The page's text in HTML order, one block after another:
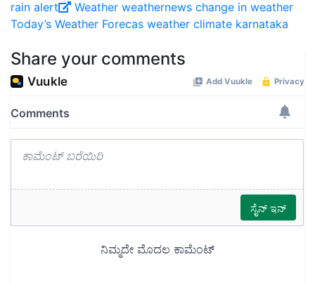
rain alert Weather weathernews change in weather
Today’s Weather Forecas weather climate karnataka
Share your comments